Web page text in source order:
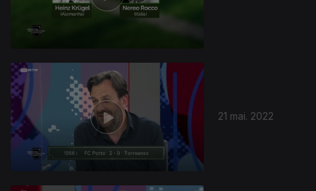
21 mai. 2022